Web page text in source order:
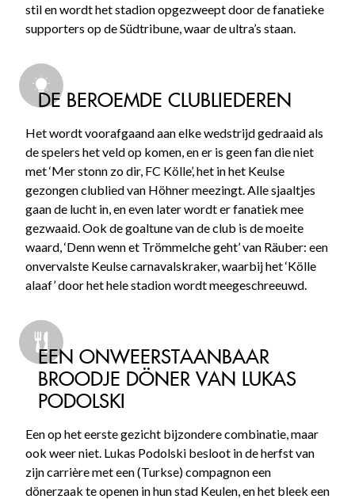
stil en wordt het stadion opgezweept door de fanatieke
supporters op de Südtribune, waar de ultra’s staan.
DE BEROEMDE CLUBLIEDEREN
Het wordt voorafgaand aan elke wedstrijd gedraaid als
de spelers het veld op komen, en er is geen fan die niet
met ‘Mer stonn zo dir, FC Kölle’, het in het Keulse
gezongen clublied van Höhner meezingt. Alle sjaaltjes
gaan de lucht in, en even later wordt er fanatiek mee
gezwaaid. Ook de goaltune van de club is de moeite
waard, ‘Denn wenn et Trömmelche geht’ van Räuber: een
onvervalste Keulse carnavalskraker, waarbij het ‘Kölle
alaaf’ door het hele stadion wordt meegeschreeuwd.
EEN ONWEERSTAANBAAR
BROODJE DÖNER VAN LUKAS
PODOLSKI
Een op het eerste gezicht bijzondere combinatie, maar
ook weer niet. Lukas Podolski besloot in de herfst van
zijn carrière met een (Turkse) compagnon een
dönerzaak te openen in hun stad Keulen, en het bleek een